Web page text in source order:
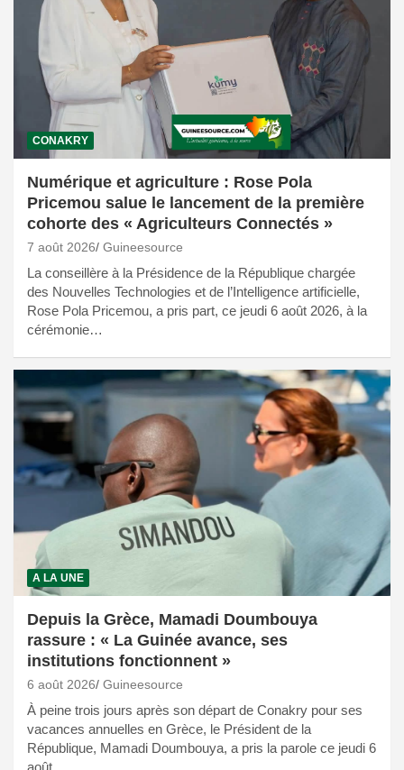
CONAKRY
Numérique et agriculture : Rose Pola
Pricemou salue le lancement de la première
cohorte des « Agriculteurs Connectés »
7 août 2026 Guineesource
La conseillère à la Présidence de la République chargée
des Nouvelles Technologies et de l’Intelligence artificielle,
Rose Pola Pricemou, a pris part, ce jeudi 6 août 2026, à la
cérémonie…
A LA UNE
Depuis la Grèce, Mamadi Doumbouya
rassure : « La Guinée avance, ses
institutions fonctionnent »
6 août 2026 Guineesource
À peine trois jours après son départ de Conakry pour ses
vacances annuelles en Grèce, le Président de la
République, Mamadi Doumbouya, a pris la parole ce jeudi 6
août…